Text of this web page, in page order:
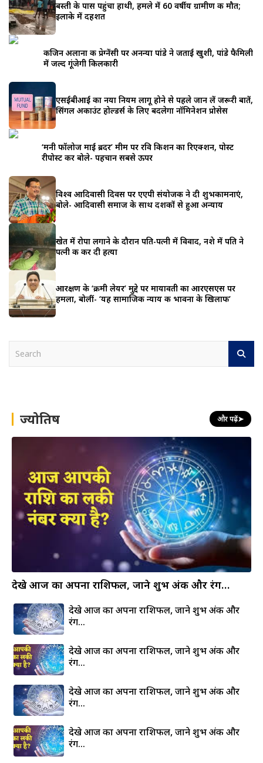
बस्ती के पास पहुंचा हाथी, हमले में 60 वर्षीय ग्रामीण की मौत;
इलाके में दहशत
कजिन अलाना की प्रेग्नेंसी पर अनन्या पांडे ने जताई खुशी, पांडे फैमिली
में जल्द गूंजेगी किलकारी
एसईबीआई का नया नियम लागू होने से पहले जान लें जरूरी बातें,
सिंगल अकाउंट होल्डर्स के लिए बदलेगा नॉमिनेशन प्रोसेस
‘मनी फॉलोज माई ब्रदर’ मीम पर रवि किशन का रिएक्शन, पोस्ट
रीपोस्ट कर बोले- पहचान सबसे ऊपर
विश्व आदिवासी दिवस पर एएपी संयोजक ने दी शुभकामनाएं,
बोले- आदिवासी समाज के साथ दशकों से हुआ अन्याय
खेत में रोपा लगाने के दौरान पति-पत्नी में विवाद, नशे में पति ने
पत्नी की कर दी हत्या
आरक्षण के ‘क्रीमी लेयर’ मुद्दे पर मायावती का आरएसएस पर
हमला, बोलीं- ‘यह सामाजिक न्याय की भावना के खिलाफ’
h ज्योतिष और पढ़ें➤
देखे आज का अपना राशिफल, जाने शुभ अंक और रंग…
देखे आज का अपना राशिफल, जाने शुभ अंक और
रंग…
देखे आज का अपना राशिफल, जाने शुभ अंक और
रंग…
देखे आज का अपना राशिफल, जाने शुभ अंक और
रंग…
देखे आज का अपना राशिफल, जाने शुभ अंक और
रंग…